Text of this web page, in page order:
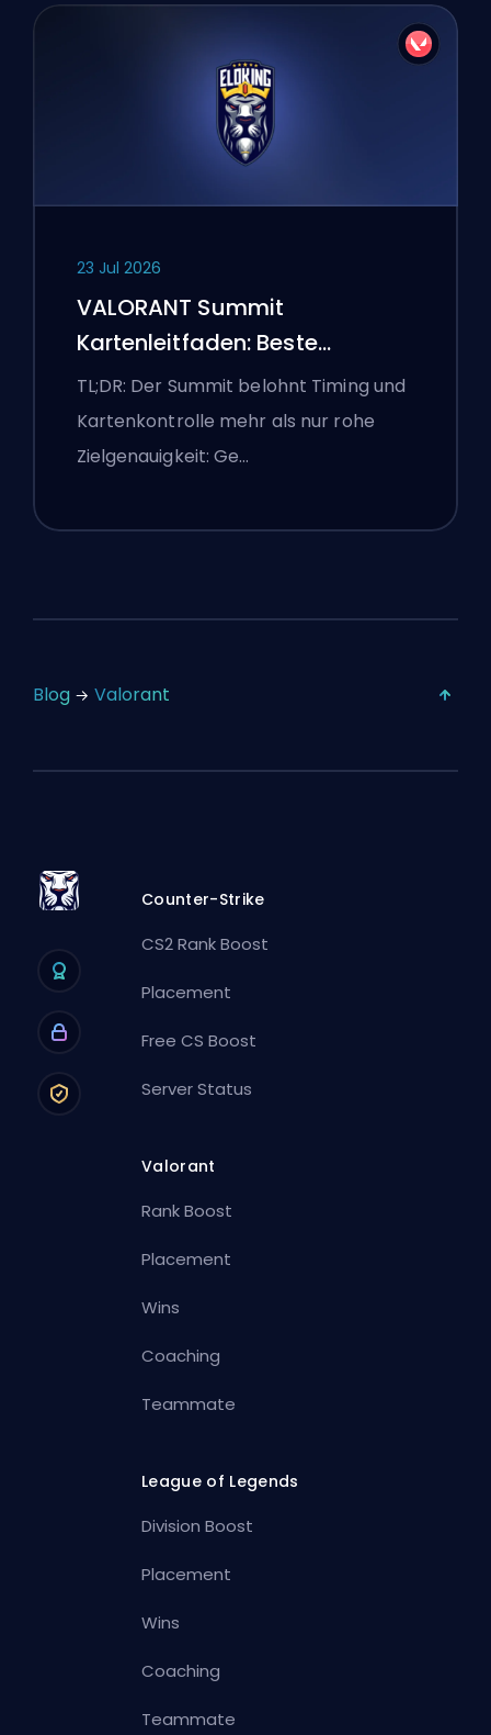
23 Jul 2026
VALORANT Summit
Kartenleitfaden: Beste
Agenten, Callouts und
Smokes
TL;DR: Der Summit belohnt Timing und
Kartenkontrolle mehr als nur rohe
Zielgenauigkeit: Ge…
Blog Valorant
Counter-Strike
CS2 Rank Boost
Placement
Free CS Boost
Server Status
Valorant
Rank Boost
Placement
Wins
Coaching
Teammate
League of Legends
Division Boost
Placement
Wins
Coaching
Teammate